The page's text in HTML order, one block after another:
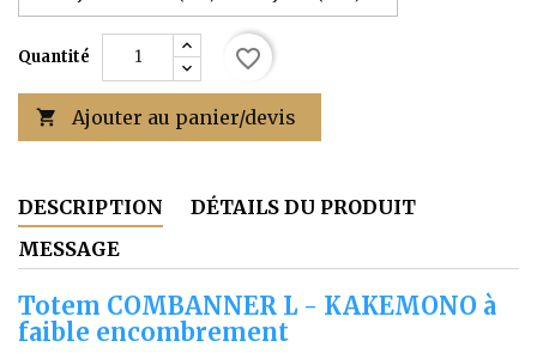
Quantité
 Ajouter au panier/devis
favorite_border
DESCRIPTION
DÉTAILS DU PRODUIT
MESSAGE
Totem COMBANNER L - KAKEMONO à
faible encombrement